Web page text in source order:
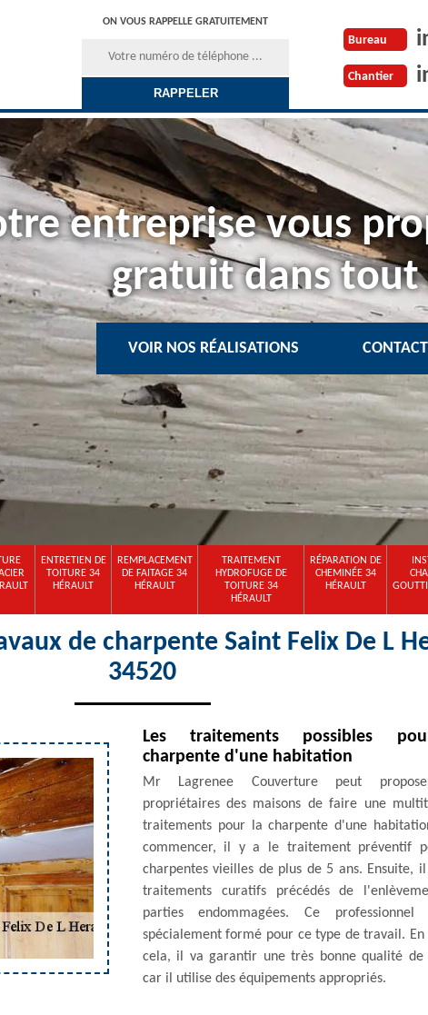
ON VOUS RAPPELLE GRATUITEMENT
Bureau
Chantier
entreprise vous
gratuit dans tout
VOIR NOS RÉALISATIONS
ENTRETIEN DE
TOITURE 34
HÉRAULT
REMPLACEMENT
DE FAITAGE 34
HÉRAULT
TRAITEMENT
HYDROFUGE DE
TOITURE 34
HÉRAULT
RÉPARATION DE
CHEMINÉE 34
HÉRAULT
de charpente Saint Felix De L
34520
Les traitements possibles
charpente d'une habitation
Mr Lagrenee Couverture peut
propriétaires des maisons de faire une
traitements pour la charpente d'une
commencer, il y a le traitement préventif
charpentes vieilles de plus de 5 ans. Ensuite,
traitements curatifs précédés de
parties endommagées. Ce
spécialement formé pour ce type de travail. En
cela, il va garantir une très bonne qualité de
car il utilise des équipements appropriés.